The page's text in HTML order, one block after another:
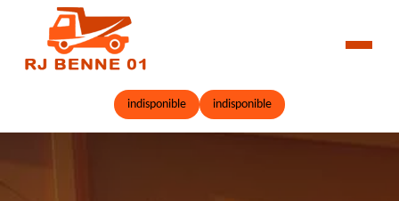
indisponible indisponible